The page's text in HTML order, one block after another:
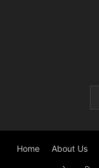
Home About Us